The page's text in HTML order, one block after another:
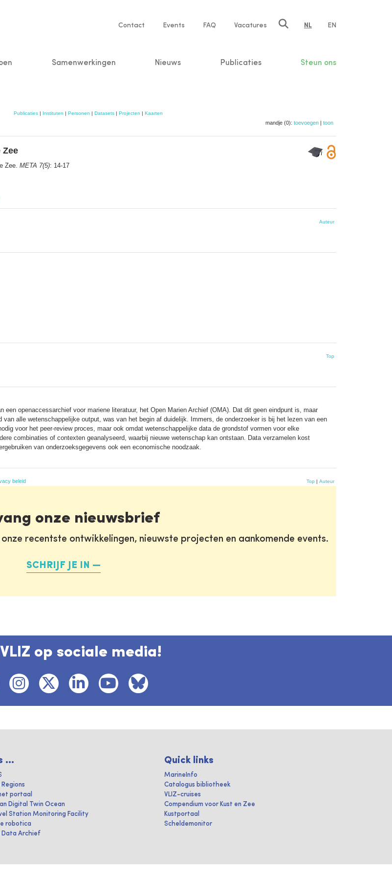
Service
Contact Events FAQ Vacatures NL EN
Samenwerkingen Nieuws Publicaties Steun ons
Publicaties| Instituten | Personen | Datasets| Projecten | Kaarten
mandje (0): toevoegen | toon
Zee
Zee. META 7(5): 14-17
Auteur
Top
openaccessarchief voor mariene literatuur, het Open Marien Archief (OMA). Dat dit geen eindpunt is, maar
alle wetenschappelijke output, was van het begin af duidelijk. Immers, de onderzoeker is bij het lezen van een
voor het peer-review proces, maar ook omdat wetenschappelijke data de grondstof vormen voor elke
combinaties of contexten geanalyseerd, waarbij nieuwe wetenschap kan ontstaan. Data verzamelen kost
van onderzoeksgegevens ook een economische noodzaak.
beleid Top | Auteur
onze nieuwsbrief
recentste ontwikkelingen, nieuwste projecten en aankomende events.
SCHRIJF JE IN
op sociale media!
...
portaal
Digital Twin Ocean
Station Monitoring Facility
robotica
Data Archief
Quick links
MarineInfo
Catalogus bibliotheek
VLIZ-cruises
Compendium voor Kust en Zee
Kustportaal
Scheldemonitor